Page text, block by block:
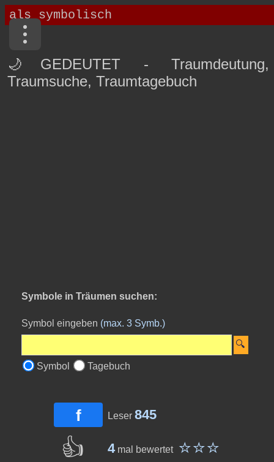
🌙GEDEUTET - Traumdeutung,
Traumsuche, Traumtagebuch
Symbole in Träumen suchen:
Symbol eingeben (max. 3 Symb.)
Symbol Tagebuch
f Leser 845
👍 4mal bewertet ⭐️⭐️⭐️